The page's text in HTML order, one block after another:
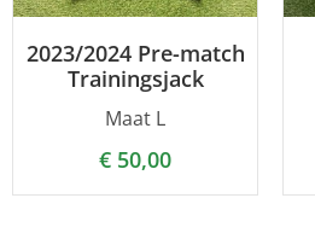
2023/2024 Pre-match
Trainingsjack
Maat L
€ 50,00